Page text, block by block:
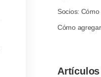
Socios:
Cómo